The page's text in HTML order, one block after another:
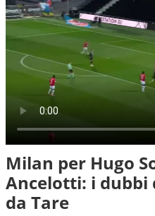
Milan per Hugo
Ancelotti: i dubbi
da Tare